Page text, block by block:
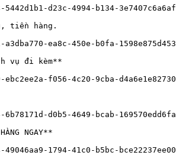
d23c-4994-b134-
tiền hàng.
ea8c-450e-b0fa-
vụ đi kèm**
f056-4c20-9cba-
d0b5-4649-bcab-
NGAY**
1794-41c0-b5bc-